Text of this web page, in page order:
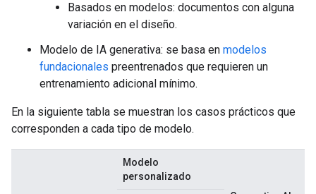
Basados en modelos: documentos con alguna
variación en el diseño.
Modelo de IA generativa: se basa en modelos
fundacionales preentrenados que requieren un
entrenamiento adicional mínimo.
En la siguiente tabla se muestran los casos prácticos que
corresponden a cada tipo de modelo.
Modelo
personalizado